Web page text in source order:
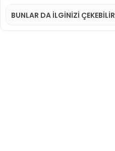
BUNLAR DA İLGINIZI ÇEKEBILIR